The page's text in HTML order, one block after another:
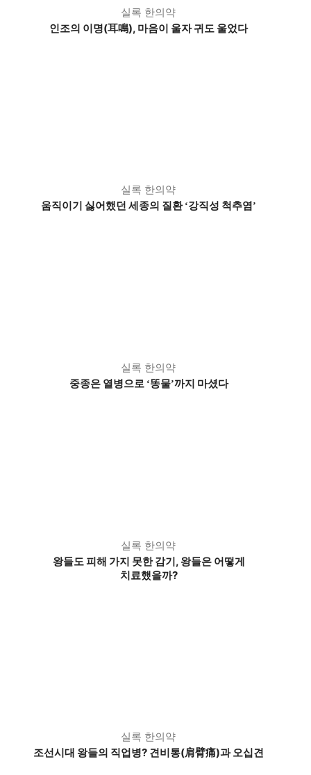
실록 한의약
인조의 이명(耳鳴), 마음이 울자 귀도 울었다
실록 한의약
움직이기 싫어했던 세종의 질환 ‘강직성 척추염’
실록 한의약
중종은 열병으로 ‘똥물’까지 마셨다
실록 한의약
왕들도 피해 가지 못한 감기, 왕들은 어떻게
치료했을까?
실록 한의약
조선시대 왕들의 직업병? 견비통(肩臂痛)과 오십견